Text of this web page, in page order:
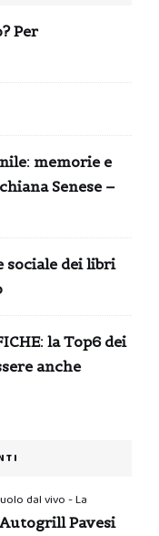
Per
memorie e
Senese –
sociale dei libri
la Top6 dei
anche
dal vivo - La
Pavesi